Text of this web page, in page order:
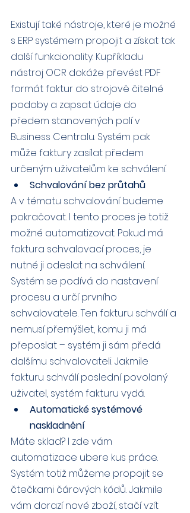
Existují také nástroje, které je možné
s ERP systémem propojit a získat tak
další funkcionality. Kupříkladu
nástroj OCR dokáže převést PDF
formát faktur do strojově čitelné
podoby a zapsat údaje do
předem stanovených polí v
Business Centralu. Systém pak
může faktury zasílat předem
určeným uživatelům ke schválení.
Schvalování bez průtahů
A v tématu schvalování budeme
pokračovat. I tento proces je totiž
možné automatizovat. Pokud má
faktura schvalovací proces, je
nutné ji odeslat na schválení.
Systém se podívá do nastavení
procesu a určí prvního
schvalovatele. Ten fakturu schválí a
nemusí přemýšlet, komu ji má
přeposlat – systém ji sám předá
dalšímu schvalovateli. Jakmile
fakturu schválí poslední povolaný
uživatel, systém fakturu vydá.
Automatické systémové
naskladnění
Máte sklad? I zde vám
automatizace ubere kus práce.
Systém totiž můžeme propojit se
čtečkami čárových kódů. Jakmile
vám dorazí nové zboží, stačí vzít